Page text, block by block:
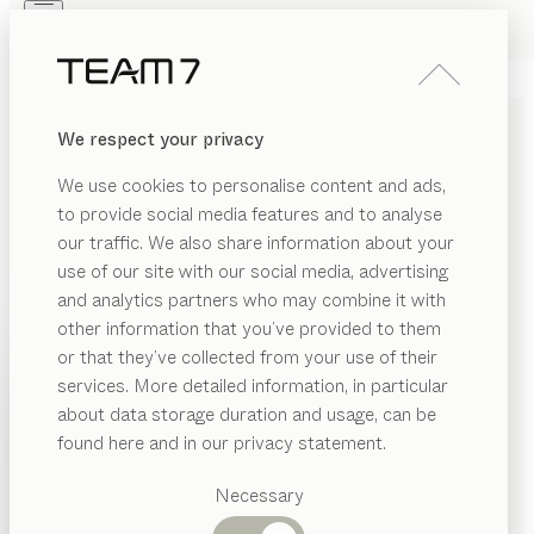
We respect your privacy
We use cookies to personalise content and ads,
to provide social media features and to analyse
our traffic. We also share information about your
use of our site with our social media, advertising
and analytics partners who may combine it with
other information that you’ve provided to them
or that they’ve collected from your use of their
services. More detailed information, in particular
about data storage duration and usage, can be
found here and in our privacy statement.
Necessary
PRODUITS
INSPIRATION
REVENDEUR
Catégories
suggérées
PRODUITS
INSPIRATION
QUI SOMMES-NOUS
REVENDEUR
CHAISE DE BUREAUkids
Jacob Strobel
Notre chaise pivotante kids est parfaitement adaptée
au bureau enfant. Elle permet d’adopter une bonne
posture, quel que soit l’âge de l’enfant.
CONFIGURER
COLORIS MÉTAL
Plusieurs coloris métal pour personnaliser davantage